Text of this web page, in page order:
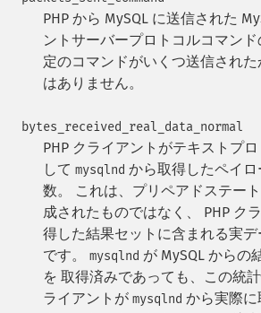
PHP から MySQL に送信された
ントサーバープロトコルコマンド
定のコマンドがいくつ送信され
はありません。
bytes_received_real_data_normal
PHP クライアントがテキストプ
して mysqlnd から取得したペイロ
数。
これは、プリペアドステー
成されたものではなく、 PHP ク
得した結果セットに含まれる実
です。 mysqlnd が MySQL からの
を 取得済みであっても、この統
ライアントが mysqlnd から実際